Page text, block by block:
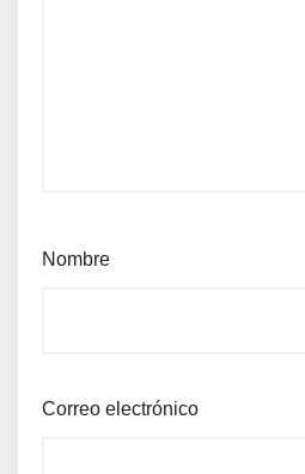
Nombre
Correo electrónico